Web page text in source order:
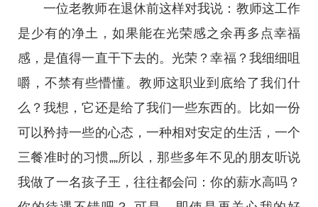
一位老教师在退休前这样对我说：教师这工作
是少有的净土，如果能在光荣感之余再多点幸福
感，是值得一直干下去的。光荣？幸福？我细细咀
嚼，不禁有些懵懂。教师这职业到底给了我们什
么？我想，它还是给了我们一些东西的。比如一份
可以矜持一些的心态，一种相对安定的生活，一个
三餐准时的习惯„„所以，那些多年不见的朋友听说
我做了一名孩子王，往往都会问：你的薪水高吗？